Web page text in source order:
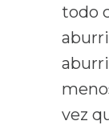
todo
vez